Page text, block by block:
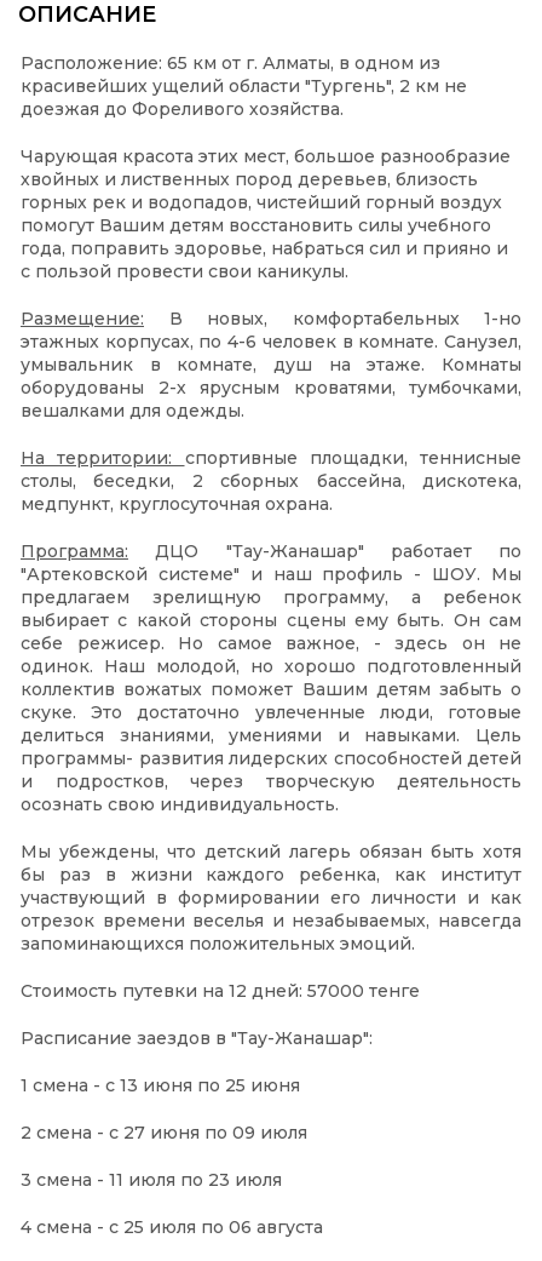
ОПИСАНИЕ
Расположение: 65 км от г. Алматы, в одном из
красивейших ущелий области "Тургень", 2 км не
доезжая до Фореливого хозяйства.
Чарующая красота этих мест, большое разнообразие
хвойных и лиственных пород деревьев, близость
горных рек и водопадов, чистейший горный воздух
помогут Вашим детям восстановить силы учебного
года, поправить здоровье, набраться сил и прияно и
с пользой провести свои каникулы.
Размещение: В новых, комфортабельных 1-но
этажных корпусах, по 4-6 человек в комнате. Санузел,
умывальник в комнате, душ на этаже. Комнаты
оборудованы 2-х ярусным кроватями, тумбочками,
вешалками для одежды.
На территории: спортивные площадки, теннисные
столы, беседки, 2 сборных бассейна, дискотека,
медпункт, круглосуточная охрана.
Программа: ДЦО "Тау-Жанашар" работает по
"Артековской системе" и наш профиль - ШОУ. Мы
предлагаем зрелищную программу, а ребенок
выбирает с какой стороны сцены ему быть. Он сам
себе режисер. Но самое важное, - здесь он не
одинок. Наш молодой, но хорошо подготовленный
коллектив вожатых поможет Вашим детям забыть о
скуке. Это достаточно увлеченные люди, готовые
делиться знаниями, умениями и навыками. Цель
программы- развития лидерских способностей детей
и подростков, через творческую деятельность
осознать свою индивидуальность.
Мы убеждены, что детский лагерь обязан быть хотя
бы раз в жизни каждого ребенка, как институт
участвующий в формировании его личности и как
отрезок времени веселья и незабываемых, навсегда
запоминающихся положительных эмоций.
Стоимость путевки на 12 дней: 57000 тенге
Расписание заездов в "Тау-Жанашар":
1 смена - с 13 июня по 25 июня
2 смена - с 27 июня по 09 июля
3 смена - 11 июля по 23 июля
4 смена - с 25 июля по 06 августа